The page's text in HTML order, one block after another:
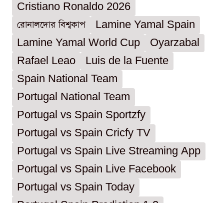
Cristiano Ronaldo 2026
রোনালদোর বিশ্বকাপ
Lamine Yamal Spain
Lamine Yamal World Cup
Oyarzabal
Rafael Leao
Luis de la Fuente
Spain National Team
Portugal National Team
Portugal vs Spain Sportzfy
Portugal vs Spain Cricfy TV
Portugal vs Spain Live Streaming App
Portugal vs Spain Live Facebook
Portugal vs Spain Today